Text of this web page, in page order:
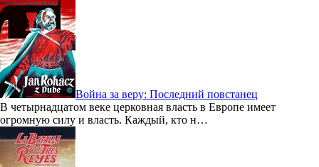
Война за веру: Последний повстанец
В четырнадцатом веке церковная власть в Европе имеет
огромную силу и власть. Каждый, кто н…